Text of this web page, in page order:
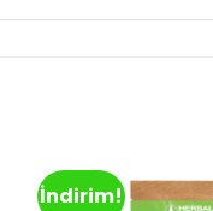
İndirim!